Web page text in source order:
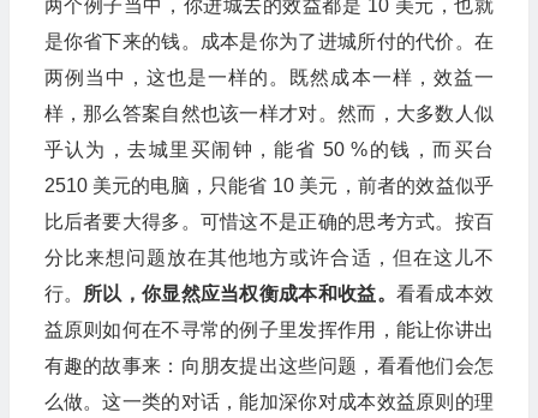
两个例子当中，你进城去的效益都是 10 美元，也就
是你省下来的钱。成本是你为了进城所付的代价。在
两例当中，这也是一样的。既然成本一样，效益一
样，那么答案自然也该一样才对。然而，大多数人似
乎认为，去城里买闹钟，能省 50 %的钱，而买台
2510 美元的电脑，只能省 10 美元，前者的效益似乎
比后者要大得多。可惜这不是正确的思考方式。按百
分比来想问题放在其他地方或许合适，但在这儿不
行。
所以，你显然应当权衡成本和收益。 看看成本效
益原则如何在不寻常的例子里发挥作用，能让你讲出
有趣的故事来：向朋友提出这些问题，看看他们会怎
么做。这一类的对话，能加深你对成本效益原则的理